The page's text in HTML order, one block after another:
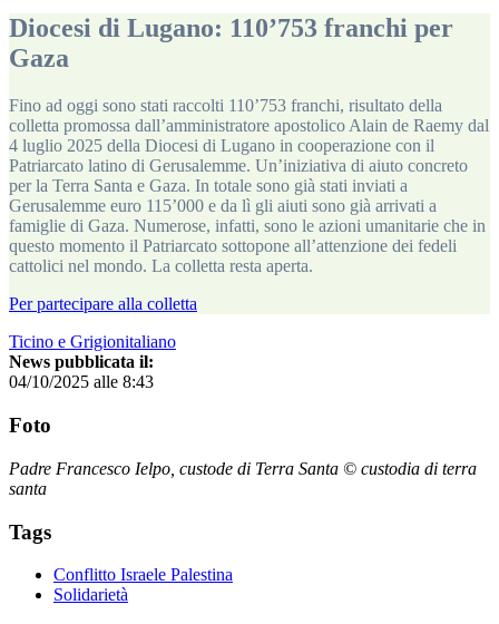
Diocesi di Lugano: 110’753 franchi per
Gaza
Fino ad oggi sono stati raccolti 110’753 franchi, risultato della
colletta promossa dall’amministratore apostolico Alain de Raemy dal
4 luglio 2025 della Diocesi di Lugano in cooperazione con il
Patriarcato latino di Gerusalemme. Un’iniziativa di aiuto concreto
per la Terra Santa e Gaza. In totale sono già stati inviati a
Gerusalemme euro 115’000 e da lì gli aiuti sono già arrivati a
famiglie di Gaza. Numerose, infatti, sono le azioni umanitarie che in
questo momento il Patriarcato sottopone all’attenzione dei fedeli
cattolici nel mondo. La colletta resta aperta.
Per partecipare alla colletta
Ticino e Grigionitaliano
News pubblicata il:
04/10/2025 alle 8:43
Foto
Padre Francesco Ielpo, custode di Terra Santa © custodia di terra
santa
Tags
Conflitto Israele Palestina
Solidarietà